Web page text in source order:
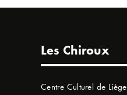
Les Chiroux
Centre Culturel de Liège